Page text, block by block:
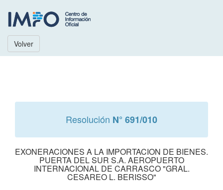
Volver
Resolución N° 691/010
EXONERACIONES A LA IMPORTACION DE BIENES.
PUERTA DEL SUR S.A. AEROPUERTO
INTERNACIONAL DE CARRASCO "GRAL.
CESAREO L. BERISSO"